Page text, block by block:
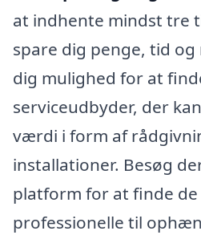
at indhente mindst tre
spare dig penge, tid og
dig mulighed for at
serviceudbyder, der
værdi i form af
installationer. Besøg
platform for at finde de
professionelle til